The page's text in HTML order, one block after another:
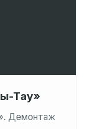
Тау»
Демонтаж